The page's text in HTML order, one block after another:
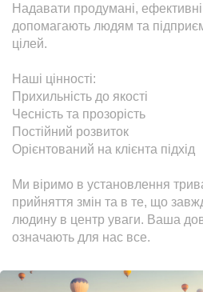
Надавати продумані, ефективні
допомагають людям та
цілей.
Наші цінності:
Прихильність до якості
Чесність та прозорість
Постійний розвиток
Орієнтований на клієнта підхід
Ми віримо в установлення
прийняття змін та в те, що
людину в центр уваги. Ваша
означають для нас все.